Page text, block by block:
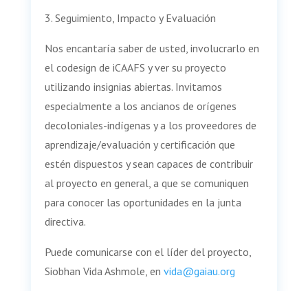
3. Seguimiento, Impacto y Evaluación
Nos encantaría saber de usted, involucrarlo en
el codesign de iCAAFS y ver su proyecto
utilizando insignias abiertas. Invitamos
especialmente a los ancianos de orígenes
decoloniales-indígenas y a los proveedores de
aprendizaje/evaluación y certificación que
estén dispuestos y sean capaces de contribuir
al proyecto en general, a que se comuniquen
para conocer las oportunidades en la junta
directiva.
Puede comunicarse con el líder del proyecto,
Siobhan Vida Ashmole, en vida@gaiau.org